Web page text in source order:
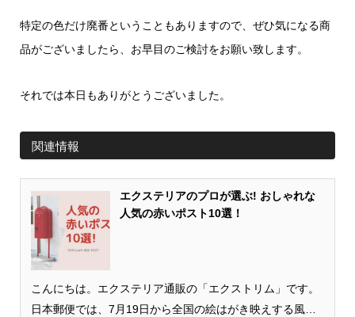
特定の色だけ廃番ということもありますので、ぜひ気になる商
品がございましたら、お早目のご検討をお願い致します。
それでは本日もありがとうございました。
関連情報
エクステリアのプロが選ぶ! おしゃれな
人気の赤いポスト10選！
こんにちは。エクステリア通販の「エクストリム」です。
日本郵便では、7月19日から全国の絵はがき映えする風景